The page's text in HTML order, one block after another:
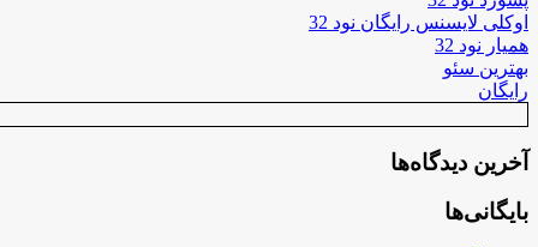
اوکلی لایسنس رایگان نود 32
همیار نود 32
بهترین سئو
رایگان
آخرین دیدگاه‌ها
بایگانی‌ها